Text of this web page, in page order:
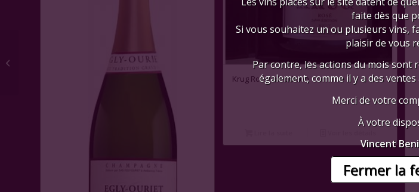
Krug Rosé 24° Edition
faite dès que
Si vous souhaitez un ou plusieurs vins,
plaisir de vous
Par contre, les actions du mois sont
également, comme il y a des
Merci de votre
À votre
Vincent
Fermer la